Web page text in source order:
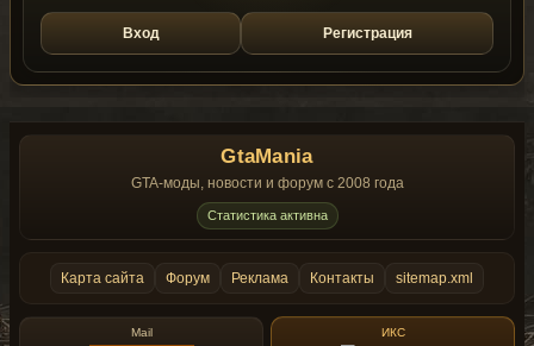
Вход Регистрация
GtaMania
GTA-моды, новости и форум с 2008 года
Статистика активна
Карта сайта Форум Реклама Контакты sitemap.xml
Mail ИКС